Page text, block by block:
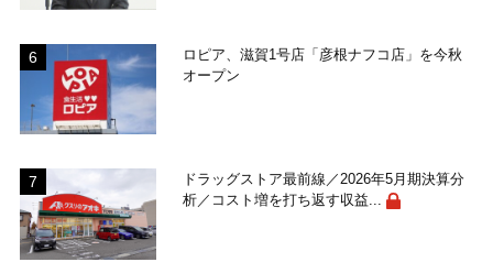
ロピア、滋賀1号店「彦根ナフコ店」を今秋
オープン
ドラッグストア最前線／2026年5月期決算分
析／コスト増を打ち返す収益...